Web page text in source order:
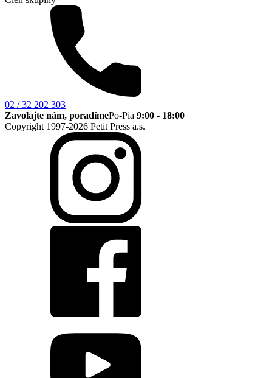
02 / 32 202 303
Zavolajte nám, poradímePo-Pia 9:00 - 18:00
Copyright 1997-2026 Petit Press a.s.